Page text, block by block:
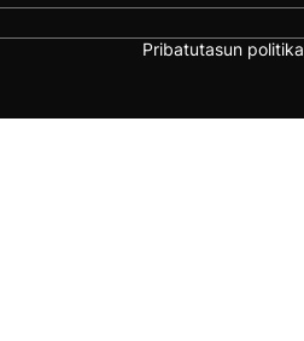
Pribatutasun politika